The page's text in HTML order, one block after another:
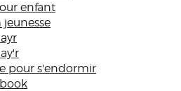
enfant
pour s'endormir